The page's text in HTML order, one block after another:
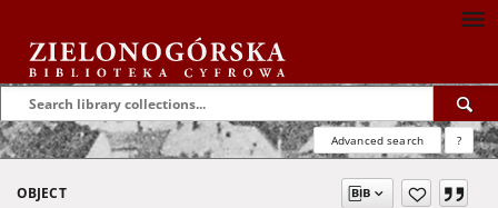
Advanced search ?
OBJECT